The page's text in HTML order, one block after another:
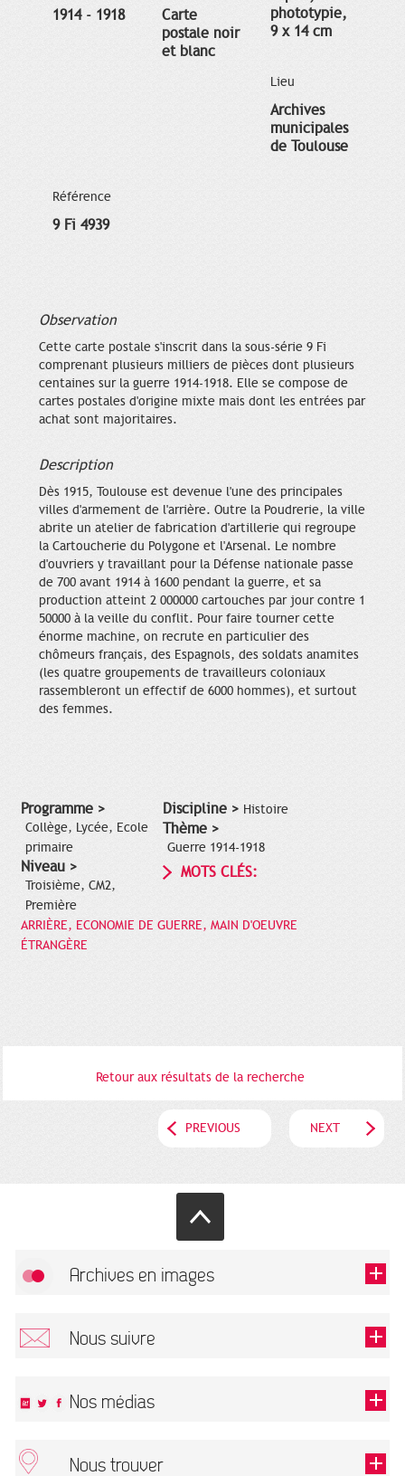
1914 - 1918
Carte
postale noir
et blanc
phototypie,
9 x 14 cm
Lieu
Archives
municipales
de Toulouse
Référence
9 Fi 4939
Observation
Cette carte postale s'inscrit dans la sous-série 9 Fi
comprenant plusieurs milliers de pièces dont plusieurs
centaines sur la guerre 1914-1918. Elle se compose de
cartes postales d'origine mixte mais dont les entrées par
achat sont majoritaires.
Description
Dès 1915, Toulouse est devenue l'une des principales
villes d'armement de l'arrière. Outre la Poudrerie, la ville
abrite un atelier de fabrication d'artillerie qui regroupe
la Cartoucherie du Polygone et l'Arsenal. Le nombre
d'ouvriers y travaillant pour la Défense nationale passe
de 700 avant 1914 à 1600 pendant la guerre, et sa
production atteint 2 000000 cartouches par jour contre 1
50000 à la veille du conflit. Pour faire tourner cette
énorme machine, on recrute en particulier des
chômeurs français, des Espagnols, des soldats anamites
(les quatre groupements de travailleurs coloniaux
rassembleront un effectif de 6000 hommes), et surtout
des femmes.
Programme >
Collège, Lycée, Ecole
primaire
Niveau >
Troisième, CM2,
Première
Discipline > Histoire
Thème >
Guerre 1914-1918
MOTS CLÉS:
ARRIÈRE, ECONOMIE DE GUERRE, MAIN D'OEUVRE
ÉTRANGÈRE
Retour aux résultats de la recherche
PREVIOUS NEXT
Archives en images
Nous suivre
This field is required.
Nos médias
Nous trouver